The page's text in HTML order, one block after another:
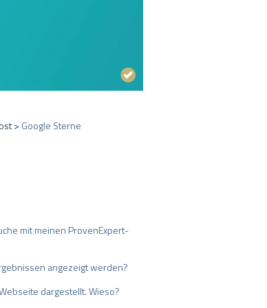
> Google Sterne
mit meinen ProvenExpert-
angezeigt werden?
dargestellt. Wieso?